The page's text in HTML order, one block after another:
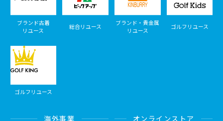
ブランド古着
リユース
総合リユース
ブランド・貴金属
リユース
ゴルフリユース
ゴルフリユース
海外事業 オンラインストア